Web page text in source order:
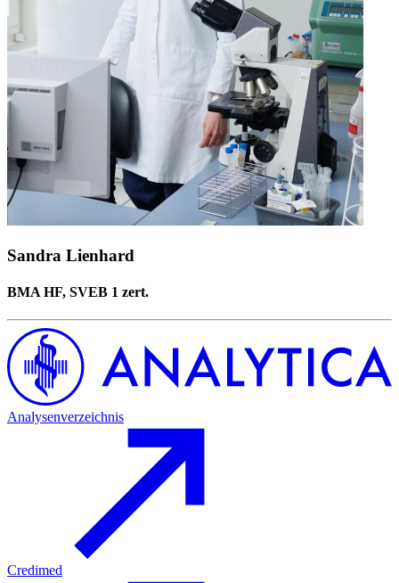
Sandra Lienhard
BMA HF, SVEB 1 zert.
Analysenverzeichnis
Credimed